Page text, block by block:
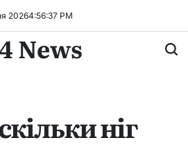
20264:56:38 PM
News
ніг